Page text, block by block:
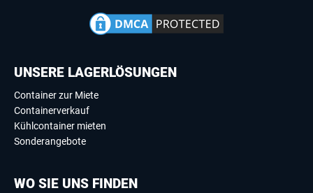
UNSERE LAGERLÖSUNGEN
Container zur Miete
Containerverkauf
Kühlcontainer mieten
Sonderangebote
WO SIE UNS FINDEN